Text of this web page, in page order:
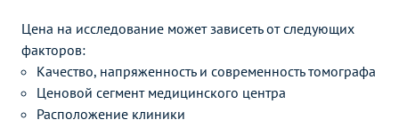
Цена на исследование может зависеть от следующих
факторов:
Качество, напряженность и современность томографа
Ценовой сегмент медицинского центра
Расположение клиники